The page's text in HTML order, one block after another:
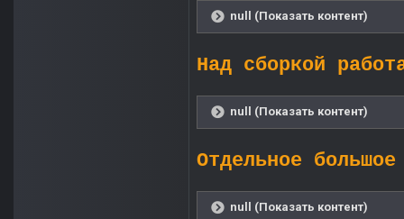
null (Показать контент)
Над сборкой
null (Показать контент)
Отдельное
null (Показать контент)